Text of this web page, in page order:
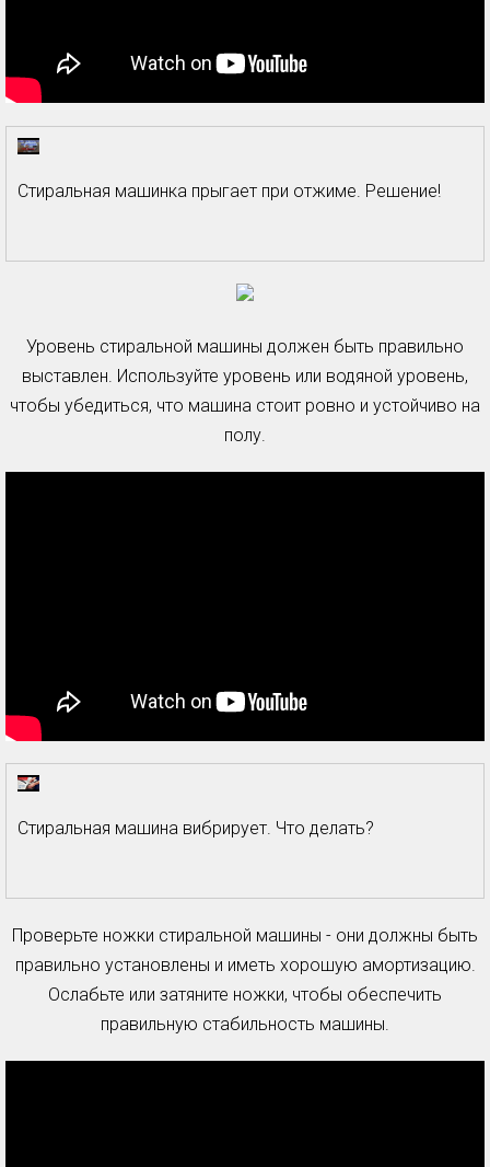
Стиральная машинка прыгает при отжиме. Решение!
Уровень стиральной машины должен быть правильно
выставлен. Используйте уровень или водяной уровень,
чтобы убедиться, что машина стоит ровно и устойчиво на
полу.
Стиральная машина вибрирует. Что делать?
Проверьте ножки стиральной машины - они должны быть
правильно установлены и иметь хорошую амортизацию.
Ослабьте или затяните ножки, чтобы обеспечить
правильную стабильность машины.